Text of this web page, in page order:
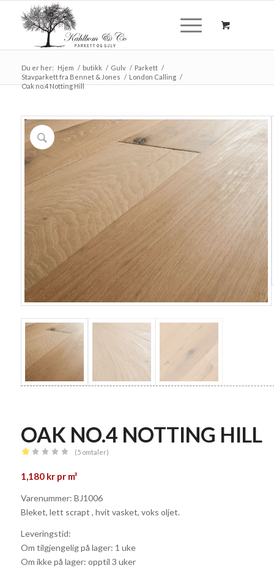
Du er her: Hjem / butikk / Gulv / Parkett /
Stavparkett fra Bennet & Jones / London Calling /
Oak no.4 Notting Hill
OAK NO.4 NOTTING HILL
1.00
på
5
kundevurderinger
(5omtaler)
1,180 kr pr m²
Varenummer: BJ1006
Bleket, lett scrapt , hvit vasket, voks oljet.
Leveringstid:
Om tilgjengelig på lager: 1 uke
Om ikke på lager: opptil 3 uker